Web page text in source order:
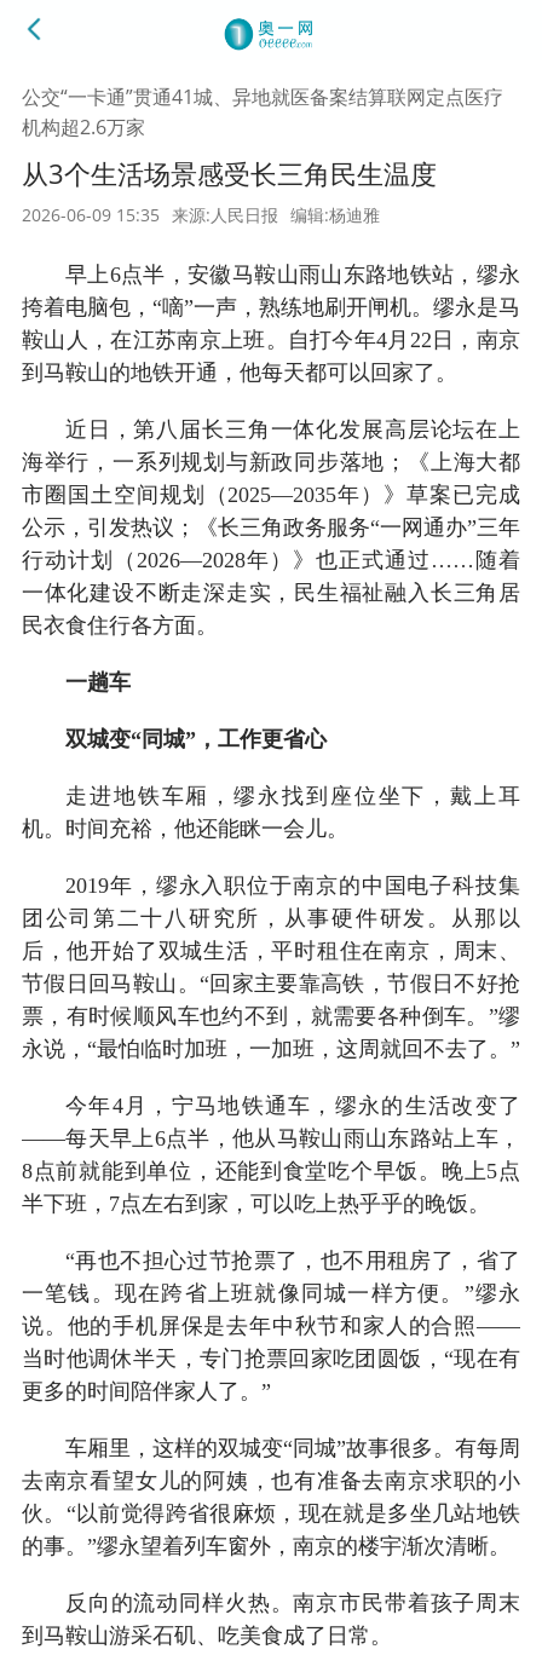
公交“一卡通”贯通41城、异地就医备案结算联网定点医疗
机构超2.6万家
从3个生活场景感受长三角民生温度
2026-06-09 15:35 来源:人民日报 编辑:杨迪雅
早上6点半，安徽马鞍山雨山东路地铁站，缪永
挎着电脑包，“嘀”一声，熟练地刷开闸机。缪永是马
鞍山人，在江苏南京上班。自打今年4月22日，南京
到马鞍山的地铁开通，他每天都可以回家了。
近日，第八届长三角一体化发展高层论坛在上
海举行，一系列规划与新政同步落地；《上海大都
市圈国土空间规划（2025—2035年）》草案已完成
公示，引发热议；《长三角政务服务“一网通办”三年
行动计划（2026—2028年）》也正式通过……随着
一体化建设不断走深走实，民生福祉融入长三角居
民衣食住行各方面。
一趟车
双城变“同城”，工作更省心
走进地铁车厢，缪永找到座位坐下，戴上耳
机。时间充裕，他还能眯一会儿。
2019年，缪永入职位于南京的中国电子科技集
团公司第二十八研究所，从事硬件研发。从那以
后，他开始了双城生活，平时租住在南京，周末、
节假日回马鞍山。“回家主要靠高铁，节假日不好抢
票，有时候顺风车也约不到，就需要各种倒车。”缪
永说，“最怕临时加班，一加班，这周就回不去了。”
今年4月，宁马地铁通车，缪永的生活改变了
——每天早上6点半，他从马鞍山雨山东路站上车，
8点前就能到单位，还能到食堂吃个早饭。晚上5点
半下班，7点左右到家，可以吃上热乎乎的晚饭。
“再也不担心过节抢票了，也不用租房了，省了
一笔钱。现在跨省上班就像同城一样方便。”缪永
说。他的手机屏保是去年中秋节和家人的合照——
当时他调休半天，专门抢票回家吃团圆饭，“现在有
更多的时间陪伴家人了。”
车厢里，这样的双城变“同城”故事很多。有每周
去南京看望女儿的阿姨，也有准备去南京求职的小
伙。“以前觉得跨省很麻烦，现在就是多坐几站地铁
的事。”缪永望着列车窗外，南京的楼宇渐次清晰。
反向的流动同样火热。南京市民带着孩子周末
到马鞍山游采石矶、吃美食成了日常。